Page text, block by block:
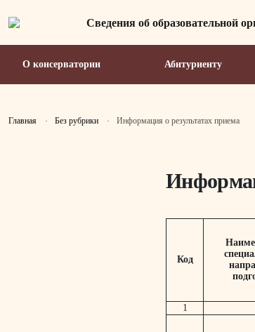
Сведения об образовательной
О консерватории Абитуриенту
Главная Без рубрики Информация о результатах приема
Код
1